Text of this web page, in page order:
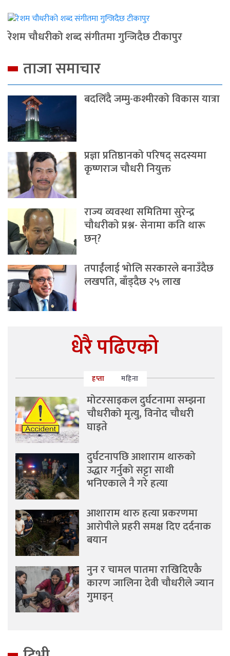
रेशम चौधरीको शब्द संगीतमा गुन्जिदैछ टीकापुर
ताजा समाचार
बदलिँदै जम्मु-कश्मीरको विकास यात्रा
प्रज्ञा प्रतिष्ठानको परिषद् सदस्यमा
कृष्णराज चौधरी नियुक्त
राज्य व्यवस्था समितिमा सुरेन्द्र
चौधरीको प्रश्न- सेनामा कति थारू
छन्?
तपाईंलाई भोलि सरकारले बनाउँदैछ
लखपति, बाँड्दैछ २५ लाख
धेरै पढिएको
हप्ता महिना
मोटरसाइकल दुर्घटनामा सम्झना
चौधरीको मृत्यु, विनोद चौधरी
घाइते
दुर्घटनापछि आशाराम थारुको
उद्धार गर्नुको सट्टा साथी
भनिएकाले नै गरे हत्या
आशाराम थारु हत्या प्रकरणमा
आरोपीले प्रहरी समक्ष दिए दर्दनाक
बयान
नुन र चामल पातमा राखिदिएकै
कारण जालिना देवी चौधरीले ज्यान
गुमाइन्